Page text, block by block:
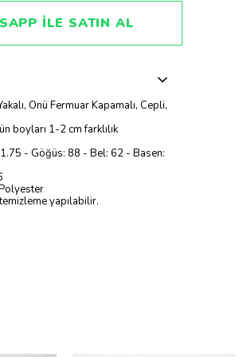
ILE SATIN AL
Önü Fermuar Kapamalı, Cepli,
boyları 1-2 cm farklılık
- Göğüs: 88 - Bel: 62 - Basen:
yapılabilir.